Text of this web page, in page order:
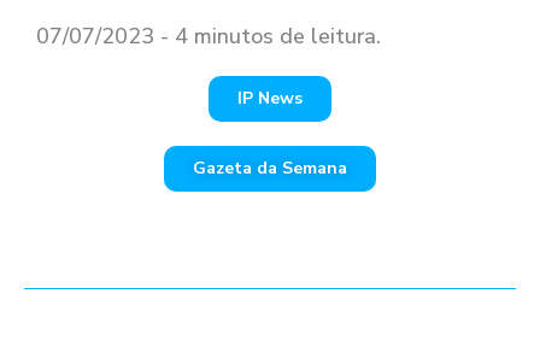
07/07/2023 - 4 minutos de leitura.
IP News
Gazeta da Semana